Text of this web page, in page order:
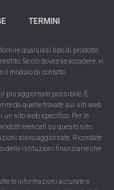
TERMINI
qualsiasi tipo di prodotto
Se ciò dovesse accadere, vi
il modulo di contatto.
più aggiornate possibile. È
da quelle trovate sui siti web
sito web specifico. Per le
elencati su questo sito,
siano aggiornate. Ricordate
delle istituzioni finanziarie che
le informazioni accurate e